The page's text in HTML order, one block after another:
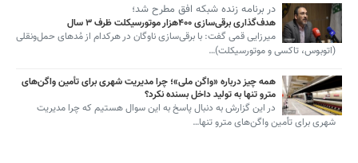
در برنامه زنده شبکه افق مطرح شد؛
هدف‌گذاری برقی‌سازی ۴۰۰هزار موتورسیکلت ظرف ۳ سال
میرزایی قمی گفت: با برقی‌سازی ناوگان در هرکدام از مُدهای حمل‌ونقلی
(اتوبوس، تاکسی و موتورسیکلت)…
همه چیز درباره «واگن ملی»؛ چرا مدیریت شهری برای تأمین واگن‌های
مترو تنها به تولید داخل بسنده نکرد؟
در این گزارش به دنبال پاسخ به این سوال هستیم که چرا مدیریت
شهری برای تأمین واگن‌های مترو تنها…